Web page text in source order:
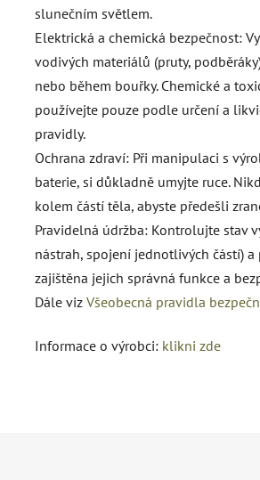
slunečním světlem.
Elektrická a chemická bezpečnost:
vodivých materiálů (pruty,
nebo během bouřky. Chemické a
používejte pouze podle určení a
pravidly.
Ochrana zdraví: Při manipulaci s
baterie, si důkladně umyjte ruce.
kolem částí těla, abyste předešli
Pravidelná údržba: Kontrolujte stav
nástrah, spojení jednotlivých částí)
zajištěna jejich správná funkce a
Dále viz Všeobecná pravidla
Informace o výrobci: klikni zde